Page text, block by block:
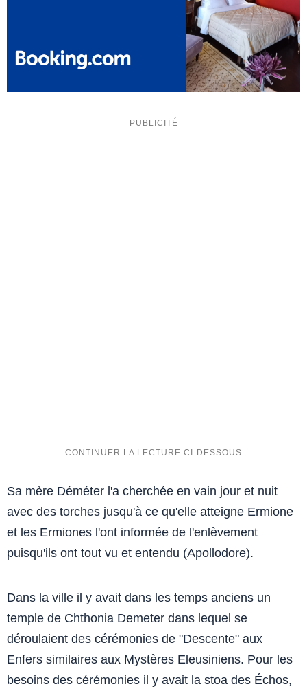
Sa mère Déméter l'a cherchée en vain jour et nuit
avec des torches jusqu'à ce qu'elle atteigne Ermione
et les Ermiones l'ont informée de l'enlèvement
puisqu'ils ont tout vu et entendu (Apollodore).
Dans la ville il y avait dans les temps anciens un
temple de Chthonia Demeter dans lequel se
déroulaient des cérémonies de "Descente" aux
Enfers similaires aux Mystères Eleusiniens. Pour les
besoins des cérémonies il y avait la stoa des Échos,